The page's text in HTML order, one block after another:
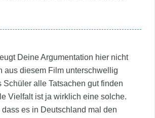
Deine Argumentation hier nicht
aus diesem Film unterschwellig
Schüler alle Tatsachen gut finden
Vielfalt ist ja wirklich eine solche.
es in Deutschland mal den